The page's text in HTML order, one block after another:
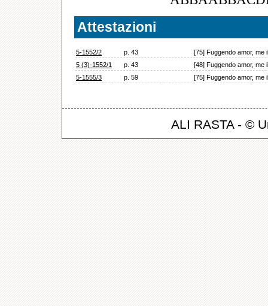
Attestazioni
5-1552/2 p. 43
[75] Fuggendo amor, me
5 (3)-1552/1
p. 43
[48] Fuggendo amor, me
5-1555/3
p. 59 [75] Fuggendo amor, me
ALI RASTA - ©